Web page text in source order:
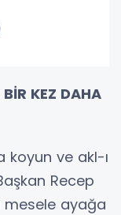
KEZ DAHA
koyun ve akl-ı
Recep
mesele ayağa